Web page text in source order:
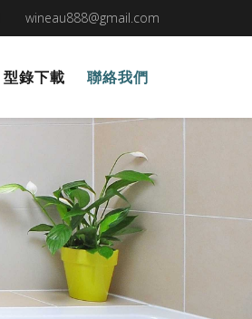
wineau888@gmail.com
型錄下載 聯絡我們